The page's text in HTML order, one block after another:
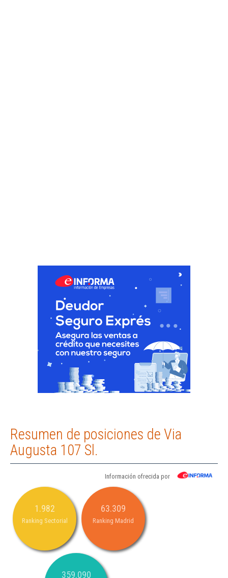
Resumen de posiciones de Via
Augusta 107 Sl.
Información ofrecida por
1.982
Ranking Sectorial
63.309
Ranking Madrid
359.090